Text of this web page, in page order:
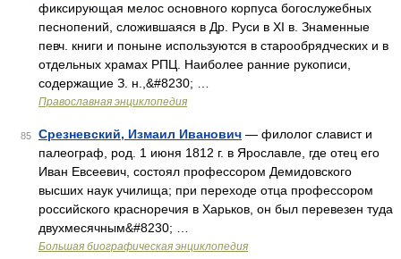
фиксирующая мелос основного корпуса богослужебных
песнопений, сложившаяся в Др. Руси в XI в. Знаменные
певч. книги и поныне используются в старообрядческих и в
отдельных храмах РПЦ. Наиболее ранние рукописи,
содержащие З. н.,&#8230; …
Православная энциклопедия
85 Срезневский, Измаил Иванович — филолог славист и
палеограф, род. 1 июня 1812 г. в Ярославле, где отец его
Иван Евсеевич, состоял профессором Демидовского
высших наук училища; при переходе отца профессором
российского красноречия в Харьков, он был перевезен туда
двухмесячным&#8230; …
Большая биографическая энциклопедия